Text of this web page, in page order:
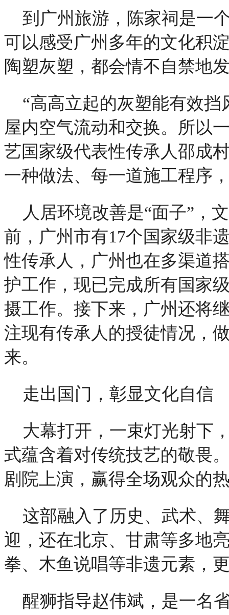
到广州旅游，陈家祠是一
可以感受广州多年的文化积
陶塑灰塑，都会情不自禁地
“高高立起的灰塑能有效
屋内空气流动和交换。所以
艺国家级代表性传承人邵成
一种做法、每一道施工程序
人居环境改善是“面子”，
前，广州市有17个国家级非
性传承人，广州也在多渠道
护工作，现已完成所有国家
摄工作。接下来，广州还将
注现有传承人的授徒情况，
来。
走出国门，彰显文化自信
大幕打开，一束灯光射下
式蕴含着对传统技艺的敬畏
剧院上演，赢得全场观众的
这部融入了历史、武术、
迎，还在北京、甘肃等多地
拳、木鱼说唱等非遗元素，
醒狮指导赵伟斌，是一名